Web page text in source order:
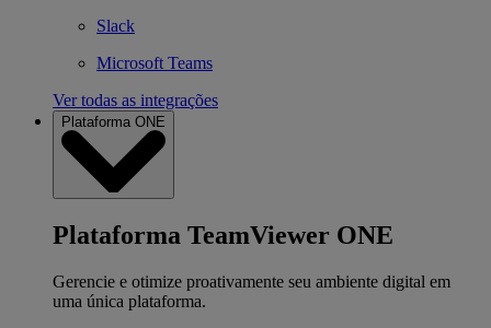
Slack
Microsoft Teams
Ver todas as integrações
Plataforma ONE
Plataforma TeamViewer ONE
Gerencie e otimize proativamente seu ambiente digital em
uma única plataforma.